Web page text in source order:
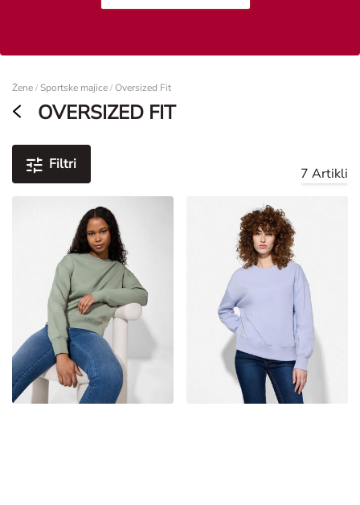
Žene / Sportske majice / Oversized Fit
OVERSIZED FIT
Filtri
7 Artikli